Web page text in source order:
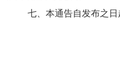
七、本通告自发布之日